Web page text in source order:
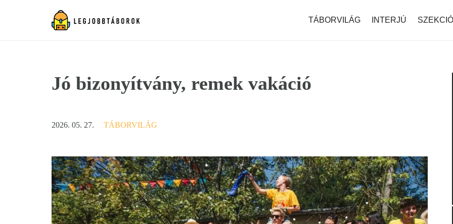
TÁBORVILÁG INTERJÚ SZEKCIÓ
Jó bizonyítvány, remek vakáció
2026. 05. 27. TÁBORVILÁG